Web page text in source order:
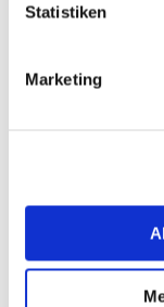
Statistiken
Marketing
der
routinierter
Anwendungen